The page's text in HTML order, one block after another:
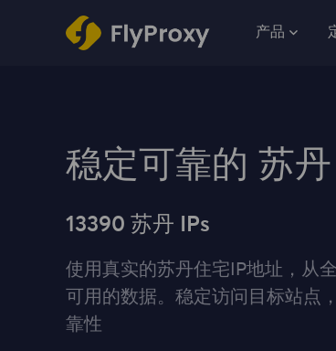
产品
稳定可靠的 苏
13390 苏丹 IPs
使用真实的苏丹住宅IP地址，从
可用的数据。稳定访问目标站点
靠性